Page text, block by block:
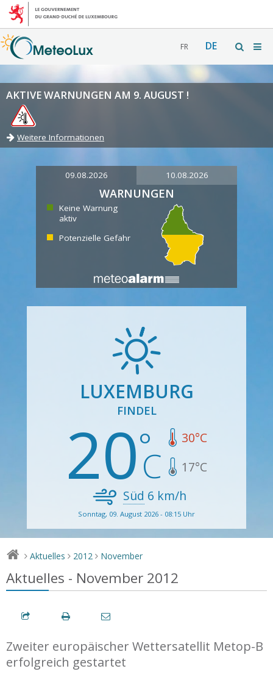
FR DE
AKTIVE WARNUNGEN AM 9. AUGUST !
Weitere Informationen
09.08.2026 10.08.2026
WARNUNGEN
Keine Warnung
aktiv
Potenzielle Gefahr
LUXEMBURG
FINDEL
20 30°C
17°C
Süd 6 km/h
Sonntag, 09. August 2026 - 08:15 Uhr
> Aktuelles > 2012 > November
Aktuelles - November 2012
Zweiter europäischer Wettersatellit Metop-B
erfolgreich gestartet